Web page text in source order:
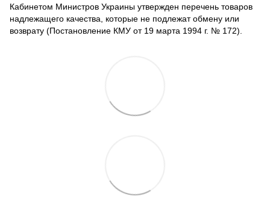
Кабинетом Министров Украины утвержден перечень товаров
надлежащего качества, которые не подлежат обмену или
возврату (Постановление КМУ от 19 марта 1994 г. № 172).